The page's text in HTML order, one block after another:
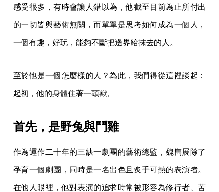
感受很多，有時會讓人錯以為，他截至目前為止所付出
的一切皆與藝術無關，而單單是思考如何成為一個人，
一個有趣，好玩，能夠不斷把邊界給抹去的人。
至於他是一個怎麼樣的人？為此，我們得從這裡談起：
起初，他的身體住著一頭獸。
首先，是野兔與鬥雞
作為運作二十年的三缺一劇團的藝術總監，魏雋展除了
孕育一個劇團，同時是一名出色且炙手可熱的表演者。
在他人眼裡，他對表演的追求時常被形容為修行者、苦